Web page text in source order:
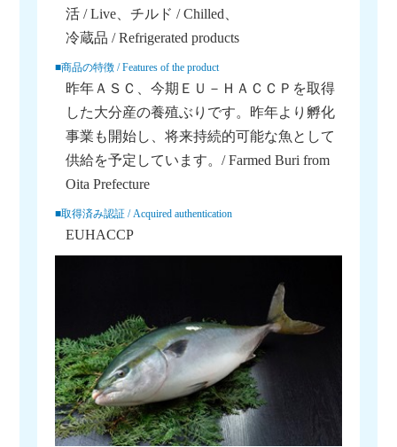
活 / Live
チルド / Chilled
冷蔵品 / Refrigerated products
■商品の特徴 / Features of the product
昨年ＡＳＣ、今期ＥＵ－ＨＡＣＣＰを取得
した大分産の養殖ぶりです。昨年より孵化
事業も開始し、将来持続的可能な魚として
供給を予定しています。/ Farmed Buri from
Oita Prefecture
■取得済み認証 / Acquired authentication
EUHACCP